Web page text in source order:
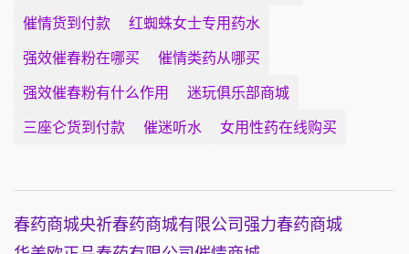
催情货到付款
红蜘蛛女士专用药水
强效催春粉在哪买
催情类药从哪买
强效催春粉有什么作用
迷玩俱乐部商城
三座仑货到付款
催迷听水 女用性药在线购买
春药商城央祈春药商城有限公司强力春药商城